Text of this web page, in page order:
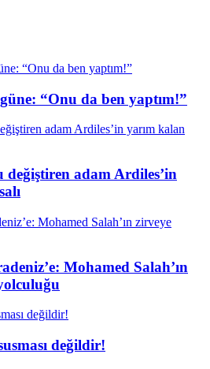
“Onu da ben yaptım!”
adam Ardiles’in
Mohamed Salah’ın
değildir!